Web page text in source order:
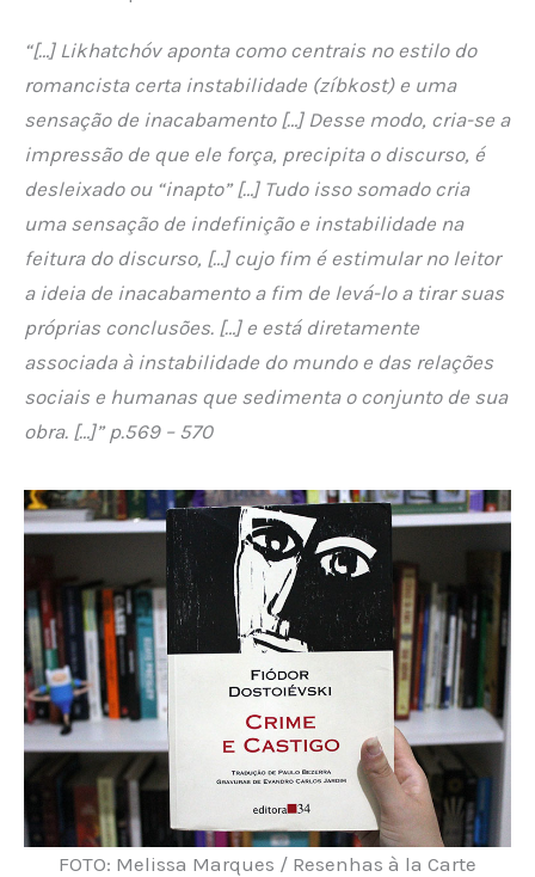
“[…] Likhatchóv aponta como centrais no estilo do
romancista certa instabilidade (zíbkost) e uma
sensação de inacabamento […] Desse modo, cria-se a
impressão de que ele força, precipita o discurso, é
desleixado ou “inapto” […] Tudo isso somado cria
uma sensação de indefinição e instabilidade na
feitura do discurso, […] cujo fim é estimular no leitor
a ideia de inacabamento a fim de levá-lo a tirar suas
próprias conclusões. […] e está diretamente
associada à instabilidade do mundo e das relações
sociais e humanas que sedimenta o conjunto de sua
obra. […]” p.569 – 570
FOTO: Melissa Marques / Resenhas à la Carte